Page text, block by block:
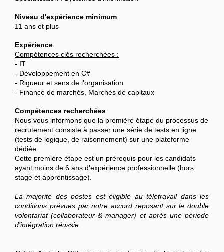
Niveau d'expérience minimum
11 ans et plus
Expérience
Compétences clés recherchées :
- IT
- Développement en C#
- Rigueur et sens de l’organisation
- Finance de marchés, Marchés de capitaux
Compétences recherchées
Nous vous informons que la première étape du processus de
recrutement consiste à passer une série de tests en ligne
(tests de logique, de raisonnement) sur une plateforme
dédiée.
Cette première étape est un prérequis pour les candidats
ayant moins de 6 ans d’expérience professionnelle (hors
stage et apprentissage).
La majorité des postes est éligible au télétravail dans les
conditions prévues par notre accord reposant sur le double
volontariat (collaborateur & manager) et après une période
d’intégration réussie.